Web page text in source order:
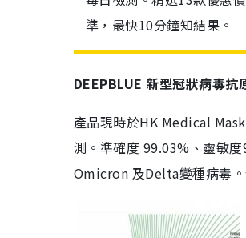
準，最快10分鐘知結果。
DEEPBLUE 新型冠狀病毒抗
產品現時於HK Medical
測。準確度 99.03%、靈敏
Omicron 及Delta變種病毒